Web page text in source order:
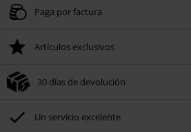
Paga por factura
Artículos exclusivos
30 días de devolución
Un servicio excelente